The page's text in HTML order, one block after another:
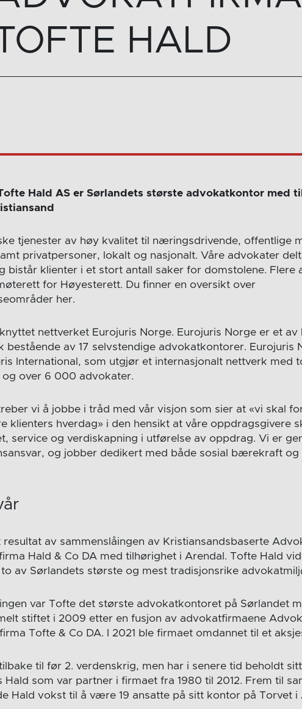
HALD
Hald AS er Sørlandets største advokatkontor med
tjenester av høy kvalitet til næringsdrivende, offentlige
privatpersoner, lokalt og nasjonalt. Våre advokater
bistår klienter i et stort antall saker for domstolene. Flere
for Høyesterett. Du finner en oversikt over
her.
nettverket Eurojuris Norge. Eurojuris Norge er et av
bestående av 17 selvstendige advokatkontorer. Eurojuris
International, som utgjør et internasjonalt nettverk med
over 6 000 advokater.
vi å jobbe i tråd med vår visjon som sier at «vi skal
klienters hverdag» i den hensikt at våre oppdragsgivere
service og verdiskapning i utførelse av oppdrag. Vi er
og jobber dedikert med både sosial bærekraft og
resultat av sammenslåingen av Kristiansandsbaserte
Hald & Co DA med tilhørighet i Arendal. Tofte Hald
av Sørlandets største og mest tradisjonsrike
var Tofte det største advokatkontoret på Sørlandet
stiftet i 2009 etter en fusjon av advokatfirmaene
Tofte & Co DA. I 2021 ble firmaet omdannet til et
til før 2. verdenskrig, men har i senere tid beholdt
Hald som var partner i firmaet fra 1980 til 2012. Frem til
Hald vokst til å være 19 ansatte på sitt kontor på Torvet i